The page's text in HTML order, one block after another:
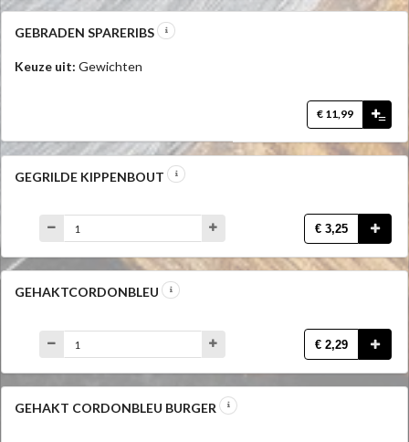
GEBRADEN SPARERIBS
Keuze uit: Gewichten
€ 11,99 =
GEGRILDE KIPPENBOUT
€ 3,25
GEHAKTCORDONBLEU
€ 2,29
GEHAKT CORDONBLEU BURGER